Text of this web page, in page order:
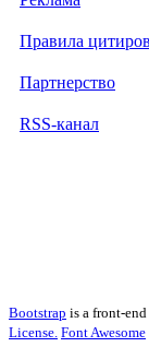
Правила
Партнерство
RSS-канал
Bootstrap is a front-
License. Font Awesome